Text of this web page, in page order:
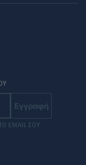
Εγγραφή
EMAIL ΣΟΥ